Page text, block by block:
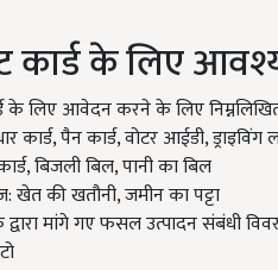
कार्ड के लिए
के लिए आवेदन करने के लिए
कार्ड, पैन कार्ड, वोटर आईडी,
बिजली बिल, पानी का बिल
खेत की खतौनी, जमीन का पट्टा
मांगे गए फसल उत्पादन संबंधी